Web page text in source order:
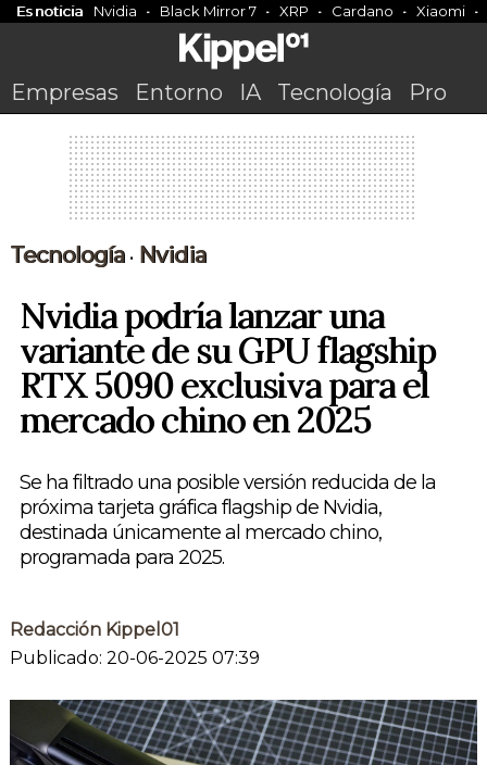
Es noticia Nvidia Black Mirror 7 XRP Cardano Xiaomi
Empresas Entorno IA Tecnología Pro
Tecnología• Nvidia
Nvidia podría lanzar una
variante de su GPU flagship
RTX 5090 exclusiva para el
mercado chino en 2025
Se ha filtrado una posible versión reducida de la
próxima tarjeta gráfica flagship de Nvidia,
destinada únicamente al mercado chino,
programada para 2025.
Redacción Kippel01
Publicado: 20-06-2025 07:39